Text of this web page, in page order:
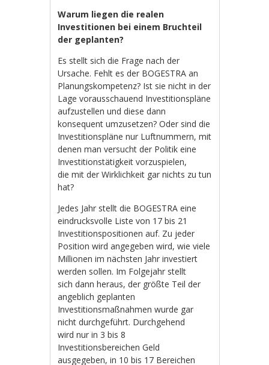
Warum liegen die realen
Investitionen bei einem Bruchteil
der geplanten?
Es stellt sich die Frage nach der
Ursache. Fehlt es der BOGESTRA an
Planungskompetenz? Ist sie nicht in der
Lage vorausschauend Investitionspläne
aufzustellen und diese dann
konsequent umzusetzen? Oder sind die
Investitionspläne nur Luftnummern, mit
denen man versucht der Politik eine
Investitionstätigkeit vorzuspielen,
die mit der Wirklichkeit gar nichts zu tun
hat?
Jedes Jahr stellt die BOGESTRA eine
eindrucksvolle Liste von 17 bis 21
Investitionspositionen auf. Zu jeder
Position wird angegeben wird, wie viele
Millionen im nächsten Jahr investiert
werden sollen. Im Folgejahr stellt
sich dann heraus, der größte Teil der
angeblich geplanten
Investitionsmaßnahmen wurde gar
nicht durchgeführt. Durchgehend
wird nur in 3 bis 8
Investitionsbereichen Geld
ausgegeben, in 10 bis 17 Bereichen